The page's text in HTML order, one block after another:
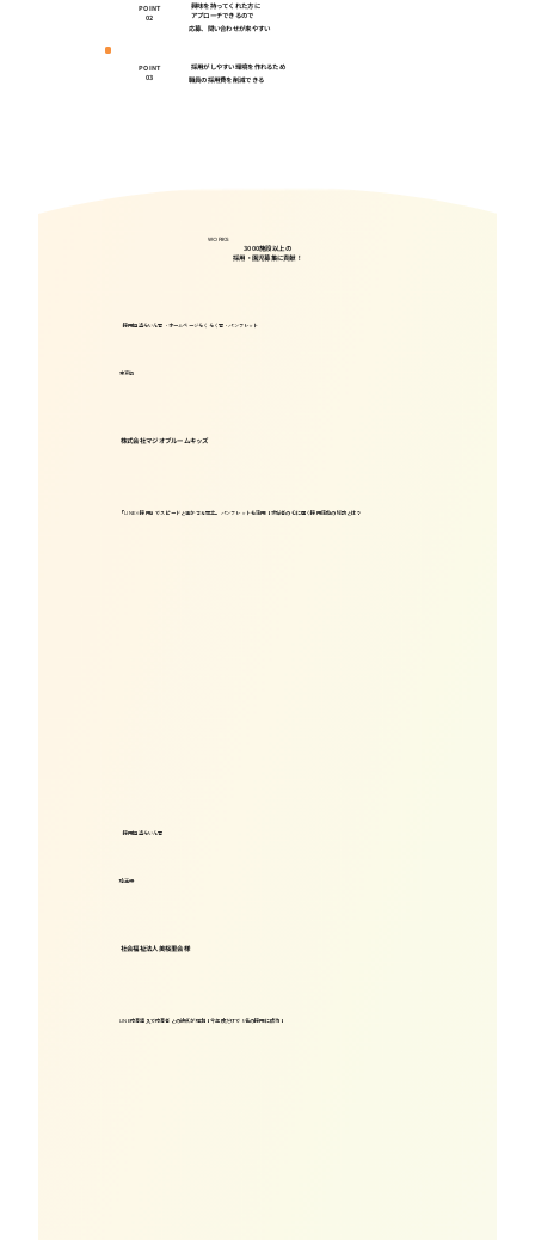
POINT
02
興味を持ってくれた方に
アプローチできるので
応募、問い合わせが来やすい
POINT
03
採用がしやすい環境を作れるため
職員の採用費を削減できる
WORKS
3000施設以上の
採用・園児募集に貢献！
「LINE×採用」でスピードと温かさを両立。パンフレットも活用！求職者の心に届く採用活動の秘訣とは？
東京都
株式会社マジオブルームキッズ
採用担当らいん君・ホームページらくらく君・パンフレット
LINE応募導入で応募者との接点が増加！今年度だけで5名の採用に成功！
埼玉県
社会福祉法人美桜里会様
採用担当らいん君